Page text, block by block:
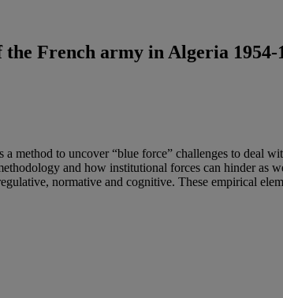
French army in Algeria 1954-
method to uncover “blue force” challenges to deal
and how institutional forces can hinder as
normative and cognitive. These empirical